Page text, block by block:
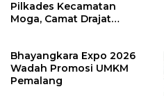
Pilkades Kecamatan
Moga, Camat Drajat
Bhayangkara Expo 2026
Wadah Promosi UMKM
Pemalang